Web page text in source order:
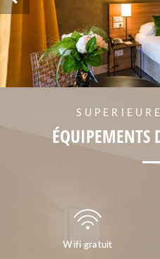
ÉQUIPEMENTS
Wifi gratuit